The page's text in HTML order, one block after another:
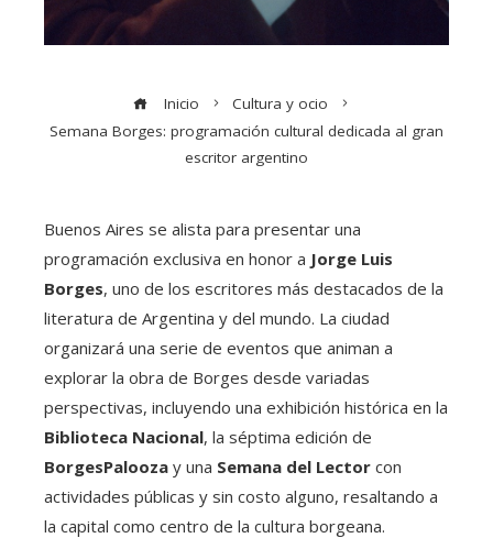
Inicio
Cultura y ocio
Semana Borges: programación cultural dedicada al gran
escritor argentino
Buenos Aires se alista para presentar una
programación exclusiva en honor a Jorge Luis
Borges, uno de los escritores más destacados de la
literatura de Argentina y del mundo. La ciudad
organizará una serie de eventos que animan a
explorar la obra de Borges desde variadas
perspectivas, incluyendo una exhibición histórica en la
Biblioteca Nacional, la séptima edición de
BorgesPalooza y una Semana del Lector con
actividades públicas y sin costo alguno, resaltando a
la capital como centro de la cultura borgeana.